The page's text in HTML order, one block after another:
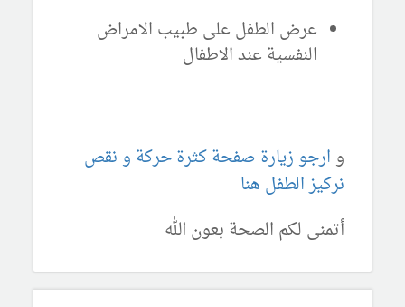
عرض الطفل على طبيب الامراض
النفسية عند الاطفال
و ارجو زيارة صفحة كثرة حركة و نقص
نركيز الطفل هنا
أتمنى لكم الصحة بعون الله